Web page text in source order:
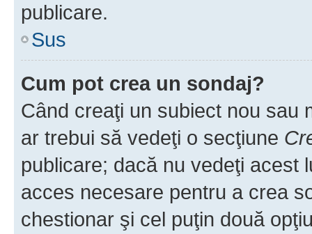
publicare.
Sus
Cum pot crea un sondaj?
Când creaţi un subiect nou sau
ar trebui să vedeţi o secţiune
publicare; dacă nu vedeţi acest
acces necesare pentru a crea
chestionar şi cel puţin două